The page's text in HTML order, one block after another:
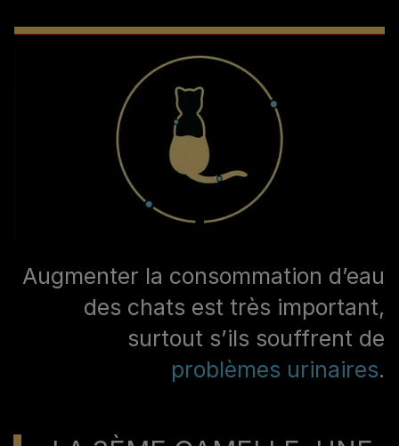
Augmenter la consommation d’eau
des chats est très important,
surtout s’ils souffrent de
problèmes urinaires.